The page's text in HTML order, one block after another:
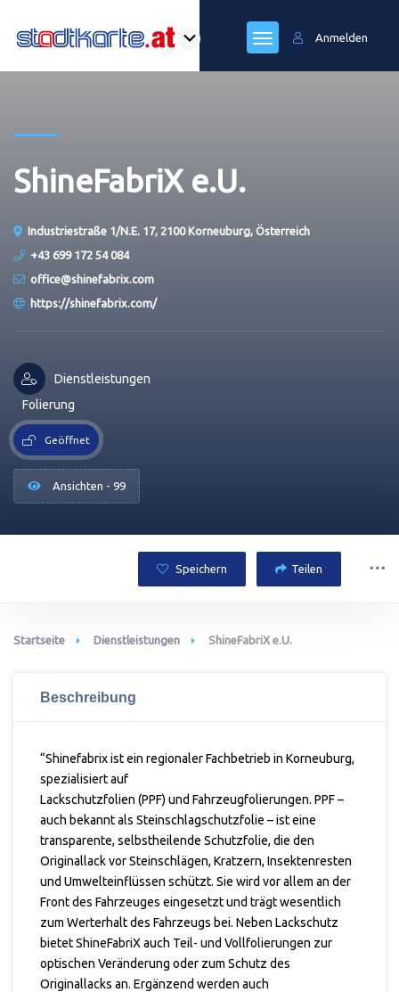
Anmelden
ShineFabriX e.U.
Industriestraße 1/N.E. 17, 2100 Korneuburg, Österreich
+43 699 172 54 084
office@shinefabrix.com
https://shinefabrix.com/
Dienstleistungen
Folierung
Geöffnet
Ansichten - 99
Speichern Teilen
Startseite Dienstleistungen ShineFabriX e.U.
Beschreibung
“Shinefabrix ist ein regionaler Fachbetrieb in Korneuburg,
spezialisiert auf
Lackschutzfolien (PPF) und Fahrzeugfolierungen. PPF –
auch bekannt als Steinschlagschutzfolie – ist eine
transparente, selbstheilende Schutzfolie, die den
Originallack vor Steinschlägen, Kratzern, Insektenresten
und Umwelteinflüssen schützt. Sie wird vor allem an der
Front des Fahrzeuges eingesetzt und trägt wesentlich
zum Werterhalt des Fahrzeugs bei. Neben Lackschutz
bietet ShineFabriX auch Teil- und Vollfolierungen zur
optischen Veränderung oder zum Schutz des
Originallacks an. Ergänzend werden auch